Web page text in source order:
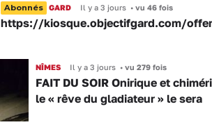
Abonnés GARD Il y a 3 jours • vu 46 fois
https://kiosque.objectifgard.com/
NÎMES Il y a 3 jours •vu 279 fois
FAIT DU SOIR Onirique et
le « rêve du gladiateur » le sera